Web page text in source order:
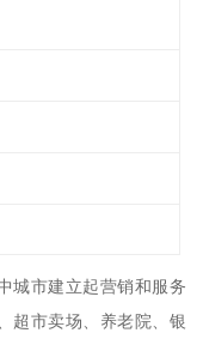
城市建立起营销和服务
超市卖场、养老院、银